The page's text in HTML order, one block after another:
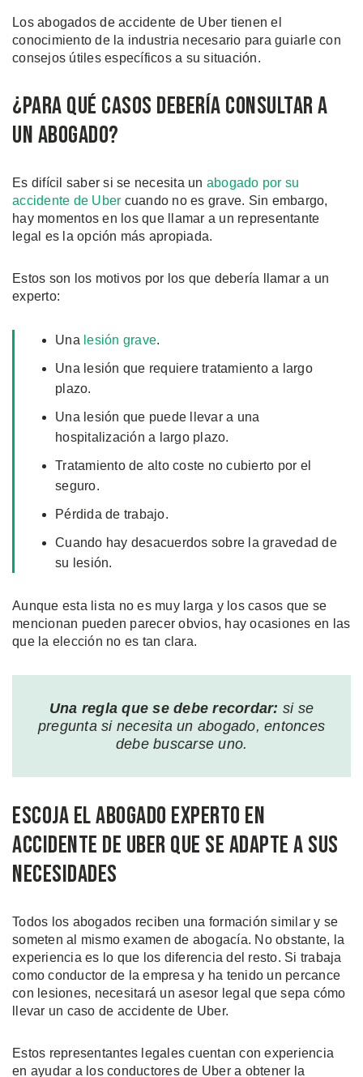
Los abogados de accidente de Uber tienen el
conocimiento de la industria necesario para guiarle con
consejos útiles específicos a su situación.
¿Para qué Casos Debería Consultar a
un Abogado?
Es difícil saber si se necesita un abogado por su
accidente de Uber cuando no es grave. Sin embargo,
hay momentos en los que llamar a un representante
legal es la opción más apropiada.
Estos son los motivos por los que debería llamar a un
experto:
Una lesión grave.
Una lesión que requiere tratamiento a largo
plazo.
Una lesión que puede llevar a una
hospitalización a largo plazo.
Tratamiento de alto coste no cubierto por el
seguro.
Pérdida de trabajo.
Cuando hay desacuerdos sobre la gravedad de
su lesión.
Aunque esta lista no es muy larga y los casos que se
mencionan pueden parecer obvios, hay ocasiones en las
que la elección no es tan clara.
Una regla que se debe recordar: si se
pregunta si necesita un abogado, entonces
debe buscarse uno.
Escoja el Abogado Experto en
Accidente de Uber que se Adapte a sus
Necesidades
Todos los abogados reciben una formación similar y se
someten al mismo examen de abogacía. No obstante, la
experiencia es lo que los diferencia del resto. Si trabaja
como conductor de la empresa y ha tenido un percance
con lesiones, necesitará un asesor legal que sepa cómo
llevar un caso de accidente de Uber.
Estos representantes legales cuentan con experiencia
en ayudar a los conductores de Uber a obtener la